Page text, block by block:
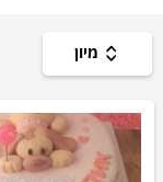
עוגות לילדים
עוגות למבוגרים
עוגות לקטנטנים